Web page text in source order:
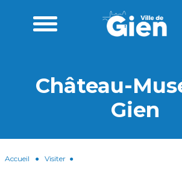
Château-
Gien
Accueil ● Visiter ●